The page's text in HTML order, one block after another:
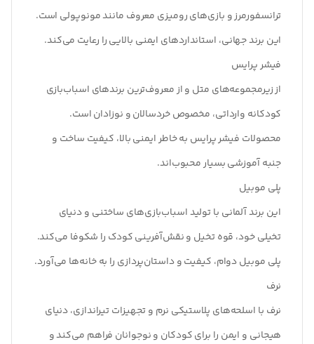
ترانسفورمرز و بازی‌های رومیزی معروف مانند مونوپولی است.
این برند جهانی، استانداردهای ایمنی بالایی را رعایت می‌کند.
فیشر پرایس
از زیرمجموعه‌های متل و از معروف‌ترین برندهای اسباب‌بازی
کودکانه وارداتی، مخصوص خردسالان و نوزادان است.
محصولات فیشر پرایس به خاطر ایمنی بالا، کیفیت ساخت و
جنبه آموزشی بسیار محبوب‌اند.
پلی موبیل
این برند آلمانی با تولید اسباب‌بازی‌های ساختنی و دنیای
تخیلی خود، قوه تخیل و نقش‌آفرینی کودک را شکوفا می‌کند.
پلی موبیل دوام، کیفیت و داستان‌پردازی را به خانه‌ها می‌آورد.
نرف
نرف با اسلحه‌های پلاستیکی نرم و تجهیزات تیراندازی، دنیای
هیجانی و ایمن را برای کودکان و نوجوانان فراهم می‌کند و